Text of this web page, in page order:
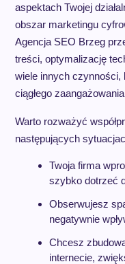
aspektach Twojej
obszar marketingu
Agencja SEO Brzeg
treści, optymalizację
wiele innych czynności,
ciągłego
Warto rozważyć
następujących
Twoja firma
szybko dotrzeć
Obserwujesz
negatywnie
Chcesz
internecie,